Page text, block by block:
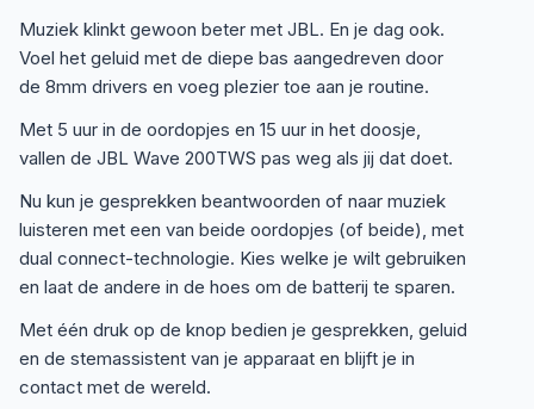
Muziek klinkt gewoon beter met JBL. En je dag ook.
Voel het geluid met de diepe bas aangedreven door
de 8mm drivers en voeg plezier toe aan je routine.
Met 5 uur in de oordopjes en 15 uur in het doosje,
vallen de JBL Wave 200TWS pas weg als jij dat doet.
Nu kun je gesprekken beantwoorden of naar muziek
luisteren met een van beide oordopjes (of beide), met
dual connect-technologie. Kies welke je wilt gebruiken
en laat de andere in de hoes om de batterij te sparen.
Met één druk op de knop bedien je gesprekken, geluid
en de stemassistent van je apparaat en blijft je in
contact met de wereld.